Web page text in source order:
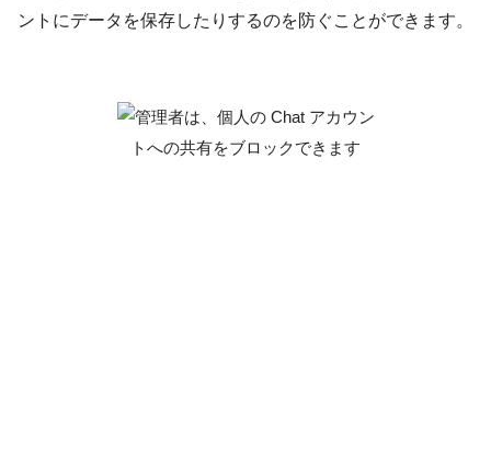
ントにデータを保存したりするのを防ぐことができます。